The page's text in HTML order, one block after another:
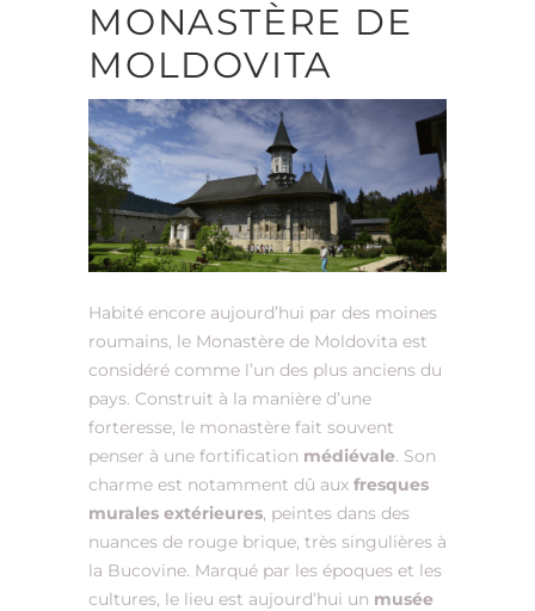
MONASTÈRE DE
MOLDOVITA
Habité encore aujourd’hui par des moines
roumains, le Monastère de Moldovita est
considéré comme l’un des plus anciens du
pays. Construit à la manière d’une
forteresse, le monastère fait souvent
penser à une fortification médiévale. Son
charme est notamment dû aux fresques
murales extérieures, peintes dans des
nuances de rouge brique, très singulières à
la Bucovine. Marqué par les époques et les
cultures, le lieu est aujourd’hui un musée